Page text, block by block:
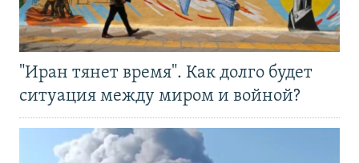
"Иран тянет время". Как долго будет
ситуация между миром и войной?